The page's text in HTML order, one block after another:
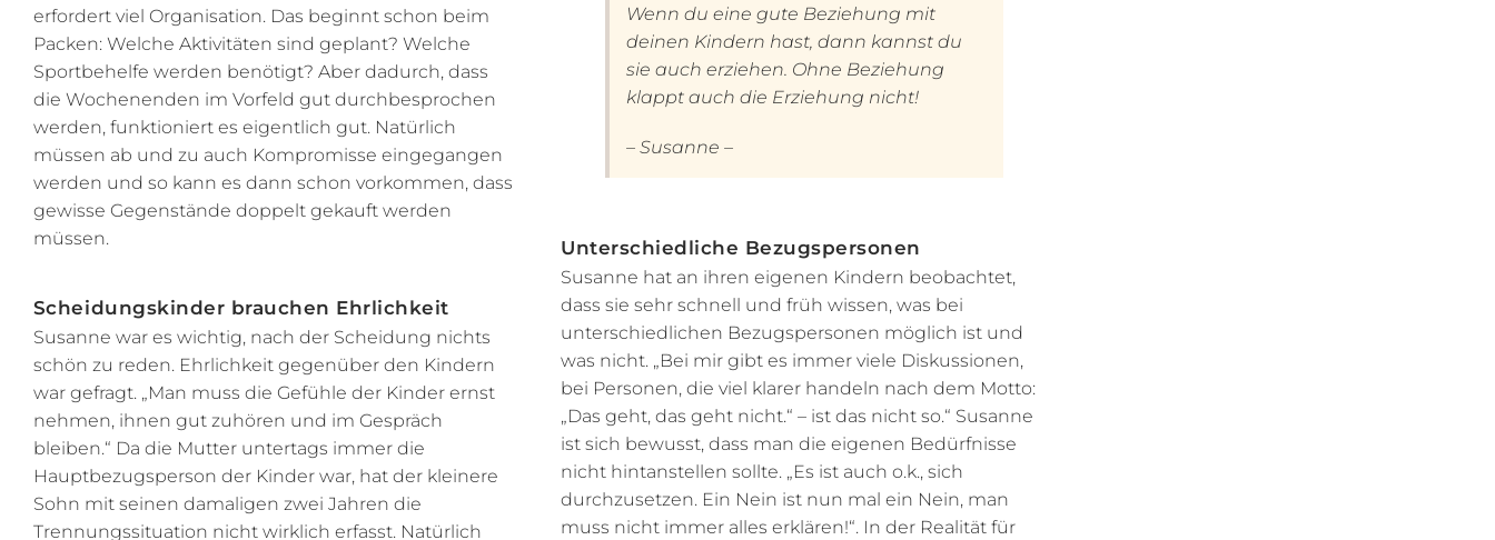
erfordert viel Organisation. Das beginnt schon beim
Packen: Welche Aktivitäten sind geplant? Welche
Sportbehelfe werden benötigt? Aber dadurch, dass
die Wochenenden im Vorfeld gut durchbesprochen
werden, funktioniert es eigentlich gut. Natürlich
müssen ab und zu auch Kompromisse eingegangen
werden und so kann es dann schon vorkommen, dass
gewisse Gegenstände doppelt gekauft werden
müssen.
Scheidungskinder brauchen Ehrlichkeit
Susanne war es wichtig, nach der Scheidung nichts
schön zu reden. Ehrlichkeit gegenüber den Kindern
war gefragt. „Man muss die Gefühle der Kinder ernst
nehmen, ihnen gut zuhören und im Gespräch
bleiben.“ Da die Mutter untertags immer die
Hauptbezugsperson der Kinder war, hat der kleinere
Sohn mit seinen damaligen zwei Jahren die
Trennungssituation nicht wirklich erfasst. Natürlich
Wenn du eine gute Beziehung mit
deinen Kindern hast, dann kannst du
sie auch erziehen. Ohne Beziehung
klappt auch die Erziehung nicht!
– Susanne –
Unterschiedliche Bezugspersonen
Susanne hat an ihren eigenen Kindern beobachtet,
dass sie sehr schnell und früh wissen, was bei
unterschiedlichen Bezugspersonen möglich ist und
was nicht. „Bei mir gibt es immer viele Diskussionen,
bei Personen, die viel klarer handeln nach dem Motto:
„Das geht, das geht nicht.“ – ist das nicht so.“ Susanne
ist sich bewusst, dass man die eigenen Bedürfnisse
nicht hintanstellen sollte. „Es ist auch o.k., sich
durchzusetzen. Ein Nein ist nun mal ein Nein, man
muss nicht immer alles erklären!“. In der Realität für